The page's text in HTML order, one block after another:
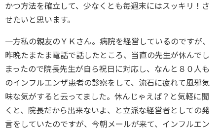
かつ方法を確立して、少なくとも毎週末にはスッキリ！さ
せたいと思います。
一方私の親友のＹＫさん。病院を経営しているのですが、
昨晩たまたま電話で話したところ、当直の先生が休んでし
まったので院長先生が自ら祝日に対応し、なんと８０人も
のインフルエンザ患者の診察をして、流石に疲れて風邪気
味な気がすると云ってました。休んじゃえば？と気軽に聞
くと、院長だから出来ないよ、と立派な経営者としての発
言をしていたのですが、今朝メールが来て、インフルエン